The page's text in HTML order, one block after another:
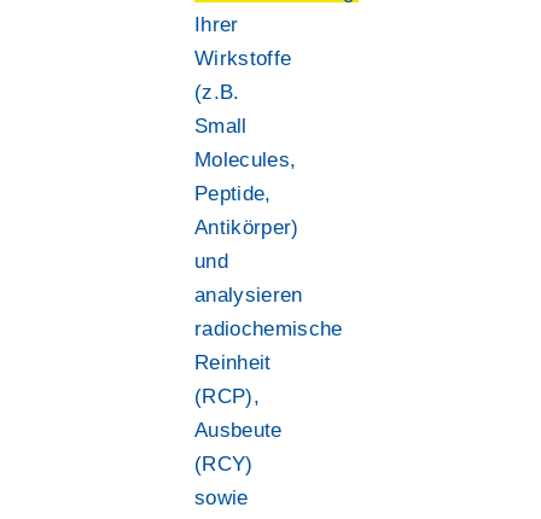
Ihrer
Wirkstoffe
(z.B.
Small
Molecules,
Peptide,
Antikörper)
und
analysieren
radiochemische
Reinheit
(RCP),
Ausbeute
(RCY)
sowie